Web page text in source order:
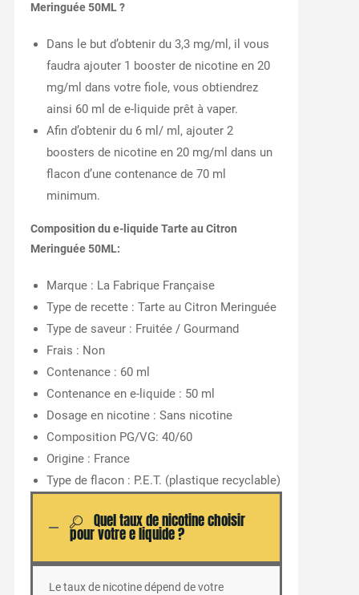
Meringuée 50ML ?
Dans le but d’obtenir du 3,3 mg/ml, il vous
faudra ajouter 1 booster de nicotine en 20
mg/ml dans votre fiole, vous obtiendrez
ainsi 60 ml de e-liquide prêt à vaper.
Afin d’obtenir du 6 ml/ ml, ajouter 2
boosters de nicotine en 20 mg/ml dans un
flacon d’une contenance de 70 ml
minimum.
Composition du e-liquide Tarte au Citron
Meringuée 50ML:
Marque : La Fabrique Française
Type de recette : Tarte au Citron Meringuée
Type de saveur : Fruitée / Gourmand
Frais : Non
Contenance : 60 ml
Contenance en e-liquide : 50 ml
Dosage en nicotine : Sans nicotine
Composition PG/VG: 40/60
Origine : France
Type de flacon : P.E.T. (plastique recyclable)
Quel taux de nicotine choisir
pour votre e liquide ?
Le taux de nicotine dépend de votre